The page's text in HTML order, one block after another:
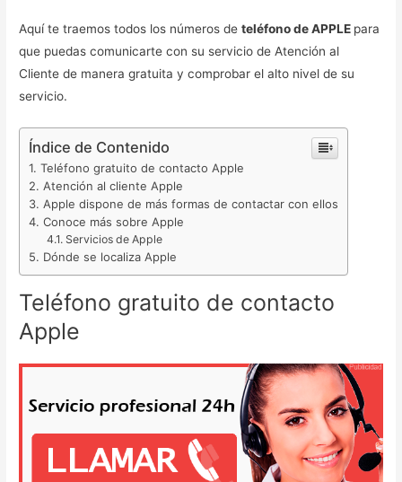
Aquí te traemos todos los números deteléfono de APPLE para
que puedas comunicarte con su servicio de Atención al
Cliente de manera gratuita y comprobar el alto nivel de su
servicio.
Índice de Contenido
Teléfono gratuito de contacto Apple
Atención al cliente Apple
Apple dispone de más formas de contactar con ellos
Conoce más sobre Apple
Servicios de Apple
Dónde se localiza Apple
Teléfono gratuito de contacto
Apple